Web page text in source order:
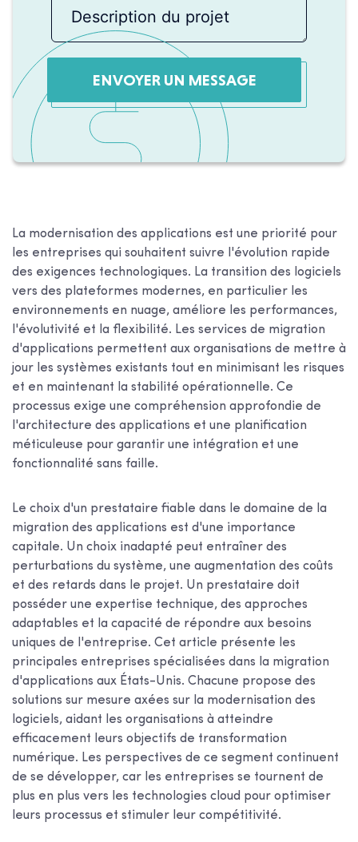
ENVOYER UN MESSAGE
La modernisation des applications est une priorité pour
les entreprises qui souhaitent suivre l'évolution rapide
des exigences technologiques. La transition des logiciels
vers des plateformes modernes, en particulier les
environnements en nuage, améliore les performances,
l'évolutivité et la flexibilité. Les services de migration
d'applications permettent aux organisations de mettre à
jour les systèmes existants tout en minimisant les risques
et en maintenant la stabilité opérationnelle. Ce
processus exige une compréhension approfondie de
l'architecture des applications et une planification
méticuleuse pour garantir une intégration et une
fonctionnalité sans faille.
Le choix d'un prestataire fiable dans le domaine de la
migration des applications est d'une importance
capitale. Un choix inadapté peut entraîner des
perturbations du système, une augmentation des coûts
et des retards dans le projet. Un prestataire doit
posséder une expertise technique, des approches
adaptables et la capacité de répondre aux besoins
uniques de l'entreprise. Cet article présente les
principales entreprises spécialisées dans la migration
d'applications aux États-Unis. Chacune propose des
solutions sur mesure axées sur la modernisation des
logiciels, aidant les organisations à atteindre
efficacement leurs objectifs de transformation
numérique. Les perspectives de ce segment continuent
de se développer, car les entreprises se tournent de
plus en plus vers les technologies cloud pour optimiser
leurs processus et stimuler leur compétitivité.